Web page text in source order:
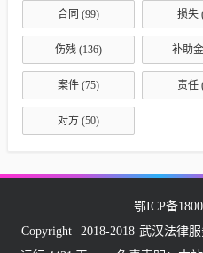
合同 (99) 损失
伤残 (136) 补助金
案件 (75) 责任
对方 (50)
鄂ICP备
Copyright
2018-2018 武汉法律服